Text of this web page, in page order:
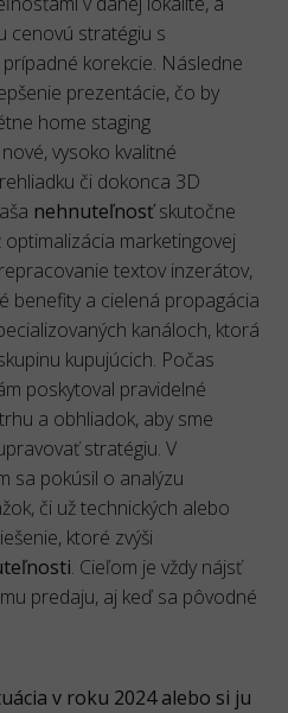
cenovú stratégiu s
korekcie. Následne
prezentácie, čo by
home staging
vysoko kvalitné
či dokonca 3D
nehnuteľnosťskutočne
marketingovej
textov inzerátov,
benefity a cielená propagácia
kanáloch, ktorá
kupujúcich. Počas
poskytoval pravidelné
a obhliadok, aby sme
stratégiu. V
sa pokúsil o analýzu
či už technických alebo
ktoré zvýši
. Cieľom je vždy nájsť
predaju, aj keď sa pôvodné
v roku 2024 alebo si ju